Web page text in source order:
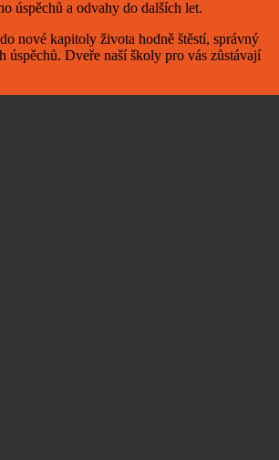
úspěchů a odvahy do dalších let.
nové kapitoly života hodně štěstí, správný
úspěchů. Dveře naší školy pro vás zůstávají